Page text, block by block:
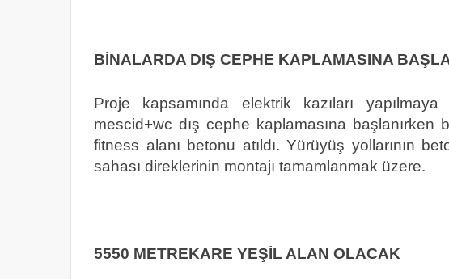
BİNALARDA DIŞ CEPHE KAPLAMASINA
Proje kapsamında elektrik kazıları
mescid+wc dış cephe kaplamasına başlanırken
fitness alanı betonu atıldı. Yürüyüş yollarının
sahası direklerinin montajı tamamlanmak üzere.
5550 METREKARE YEŞİL ALAN OLACAK